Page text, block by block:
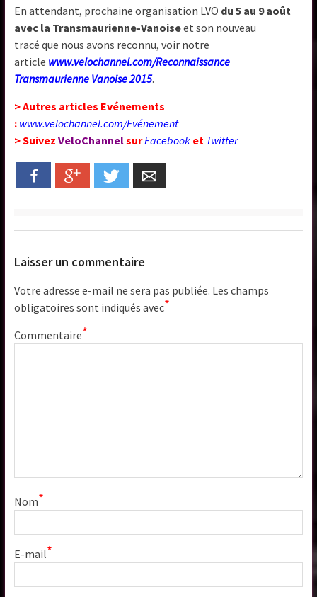
En attendant, prochaine organisation LVO du 5 au 9 août
avec la Transmaurienne-Vanoiseet son nouveau
tracé que nous avons reconnu, voir notre
article www.velochannel.com/Reconnaissance
Transmaurienne Vanoise 2015.
> Autres articles Evénements
: www.velochannel.com/Evénement
> Suivez VeloChannelsurFacebook et Twitter
Facebook Google+ Twitter
Laisser un commentaire
Votre adresse e-mail ne sera pas publiée. Les champs
obligatoires sont indiqués avec*
Commentaire*
Nom*
E-mail*